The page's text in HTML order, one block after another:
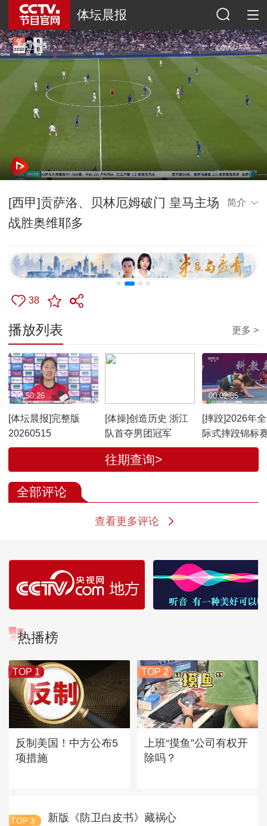
体坛晨报
[西甲]贡萨洛、贝林厄姆破门 皇马主场
战胜奥维耶多
简介
38
播放列表 更多 >
[体坛晨报]完整版
20260515
00:50:26
[体操]创造历史 浙江
队首夺男团冠军
[摔跤]2026年
际式摔跤锦标
州开赛
00:02:35
往期查询>
全部评论
查看更多评论
热播榜
TOP 1
反制美国！中方公布5
项措施
TOP 2
上班“摸鱼”公司有权开
除吗？
TOP 3 新版《防卫白皮书》藏祸心